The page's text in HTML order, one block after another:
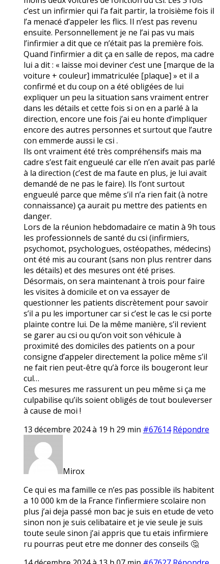
c’est un infirmier qui l’a fait partir, la troisième fois il
l’a menacé d’appeler les flics. Il n’est pas revenu
ensuite. Personnellement je ne l’ai pas vu mais
l’infirmier a dit que ce n’était pas la première fois.
Quand l’infirmier a dit ça en salle de repos, ma cadre
lui a dit : « laisse moi deviner c’est une [marque de la
voiture + couleur] immatriculée [plaque] » et il a
confirmé et du coup on a été obligées de lui
expliquer un peu la situation sans vraiment entrer
dans les détails et cette fois si on en a parlé à la
direction, encore une fois j’ai eu honte d’impliquer
encore des autres personnes et surtout que l’autre
con emmerde aussi le csi .
Ils ont vraiment été très compréhensifs mais ma
cadre s’est fait engueulé car elle n’en avait pas parlé
à la direction (c’est de ma faute en plus, je lui avait
demandé de ne pas le faire). Ils l’ont surtout
engueulé parce que même s’il n’a rien fait (à notre
connaissance) ça aurait pu mettre des patients en
danger.
Lors de la réunion hebdomadaire ce matin à 9h tous
les professionnels de santé du csi (infirmiers,
psychomot, psychologues, ostéopathes, médecins)
ont été mis au courant (sans non plus rentrer dans
les détails) et des mesures ont été prises.
Désormais, on sera maintenant à trois pour faire
les visites à domicile et on va essayer de
questionner les patients discrètement pour savoir
s’il a pu les importuner car si c’est le cas le csi porte
plainte contre lui. De la même manière, s’il revient
se garer au csi ou qu’on voit son véhicule à
proximité des domiciles des patients on a pour
consigne d’appeler directement la police même s’il
ne fait rien peut-être qu’à force ils bougeront leur
cul…
Ces mesures me rassurent un peu même si ça me
culpabilise qu’ils soient obligés de tout bouleverser
à cause de moi !
13 décembre 2024 à 19 h 29 min #67614 Répondre
Mirox
Ce qui es ma famille ce n’es pas possible ils habitent
a 10 000 km de la France l’infiermiere scolaire non
plus j’ai deja passé mon bac je suis en etude de veto
sinon non je suis celibataire et je vie seule je suis
toute seule sinon j’ai appris que tu etais infirmiere
ru pourras peut etre me donner des conseils 🤔